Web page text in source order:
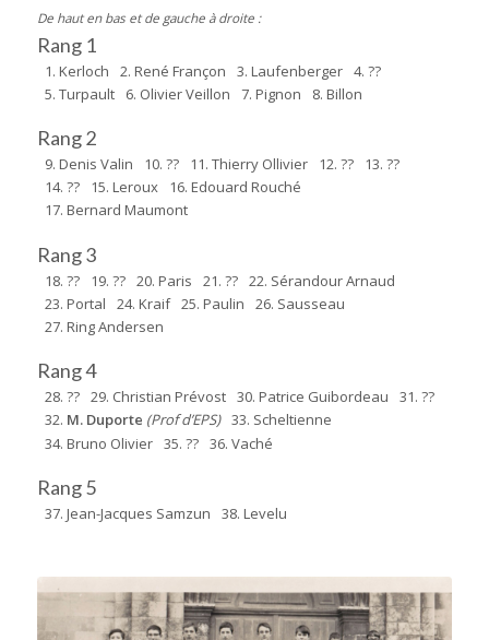
De haut en bas et de gauche à droite :
Rang 1
1. Kerloch 2. René Françon 3. Laufenberger 4. ??
5. Turpault
6. Olivier Veillon 7. Pignon 8. Billon
Rang 2
9. Denis Valin 10. ?? 11. Thierry Ollivier 12. ??
13. ??
14. ??
15. Leroux
16. Edouard Rouché
17. Bernard Maumont
Rang 3
18. ?? 19. ?? 20. Paris 21. ?? 22. Sérandour Arnaud
23. Portal
24. Kraif 25. Paulin
26. Sausseau
27. Ring Andersen
Rang 4
28. ?? 29. Christian Prévost 30. Patrice Guibordeau
31. ??
32. M. Duporte (Prof d’EPS) 33. Scheltienne
34. Bruno Olivier 35. ?? 36. Vaché
Rang 5
37. Jean-Jacques Samzun 38. Levelu